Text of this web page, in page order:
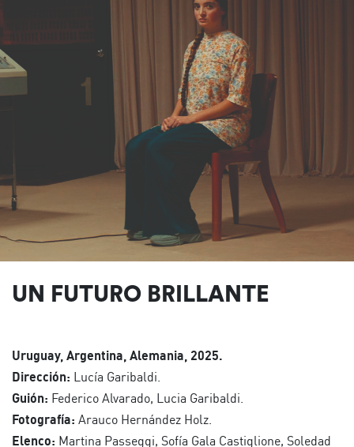
UN FUTURO BRILLANTE
Uruguay, Argentina, Alemania, 2025.
Dirección: Lucía Garibaldi.
Guión: Federico Alvarado, Lucia Garibaldi.
Fotografía: Arauco Hernández Holz.
Elenco: Martina Passeggi, Sofía Gala Castiglione, Soledad